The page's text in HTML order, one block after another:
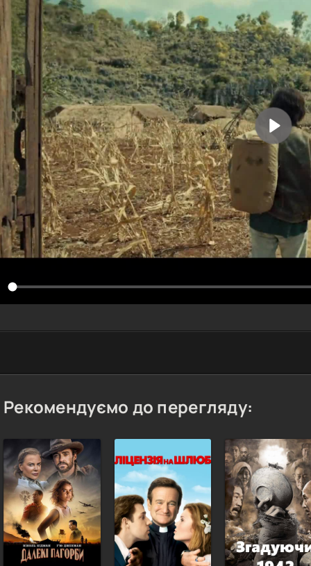
Рекомендуємо до перегляду: